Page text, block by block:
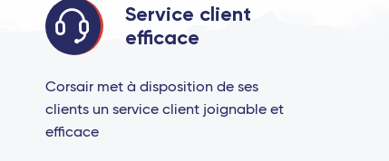
Service client
efficace
Corsair met à disposition de ses
clients un service client joignable et
efficace